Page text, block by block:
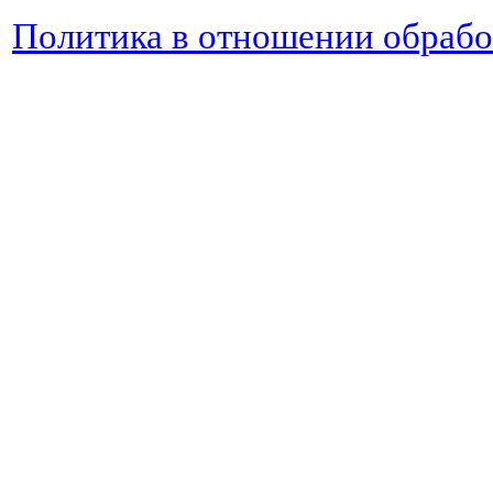
Политика в отношении